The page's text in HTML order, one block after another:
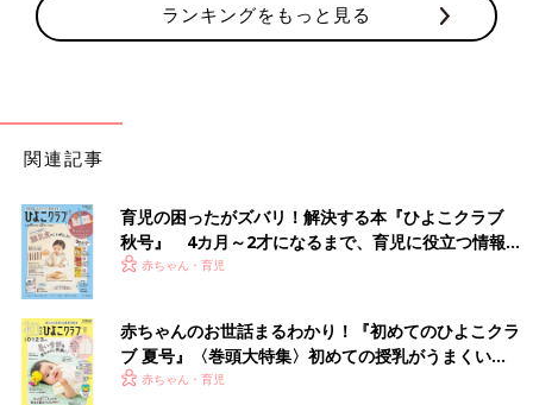
ランキングをもっと見る
関連記事
育児の困ったがズバリ！解決する本『ひよこクラブ
秋号』 4カ月～2才になるまで、育児に役立つ情報が
いっぱい！
赤ちゃん・育児
赤ちゃんのお世話まるわかり！『初めてのひよこクラ
ブ 夏号』〈巻頭大特集〉初めての授乳がうまくい
く！ おっぱい・ミルクの基本と夏のトラブル 解決テ
赤ちゃん・育児